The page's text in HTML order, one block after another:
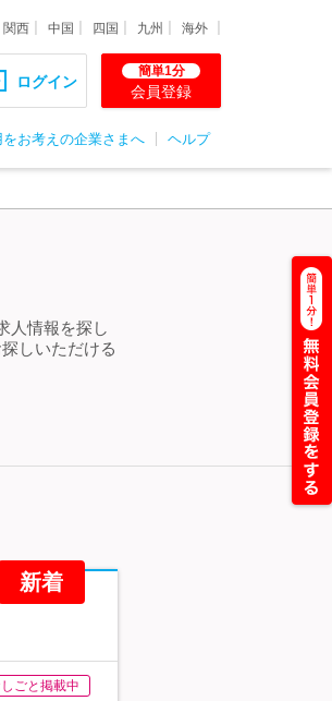
関西 中国 四国 九州 海外
ログイン
簡単1分
会員登録
お考えの企業さまへ ヘルプ
人情報を探し
しいただける
新着
ごと掲載中